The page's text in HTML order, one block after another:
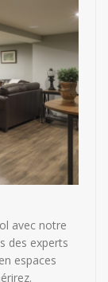
avec notre
des experts
espaces